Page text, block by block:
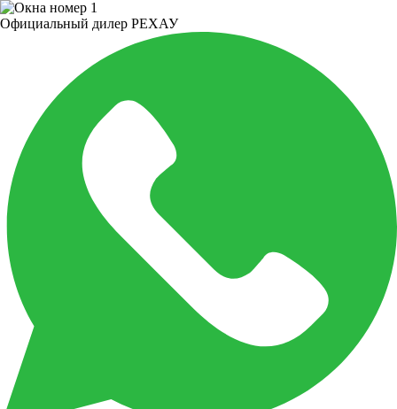
Официальный дилер РЕХАУ